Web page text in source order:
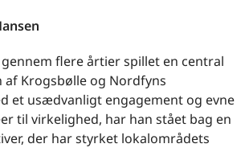
flere årtier spillet en central
af Krogsbølle og Nordfyns
et usædvanligt engagement og evne
til virkelighed, har han stået bag en
der har styrket lokalområdets